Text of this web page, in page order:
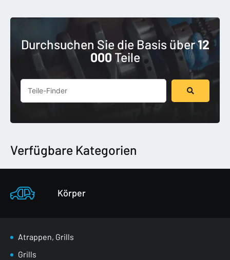
Durchsuchen Sie die Basis über12
000 Teile
Suchen
Verfügbare Kategorien
Körper
Atrappen, Grills
Grills